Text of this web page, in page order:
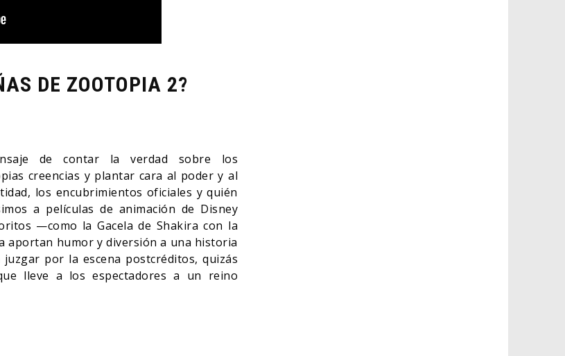
DE ZOOTOPIA 2?
de contar la verdad sobre los
creencias y plantar cara al poder y al
los encubrimientos oficiales y quién
a películas de animación de Disney
—como la Gacela de Shakira con la
aportan humor y diversión a una historia
por la escena postcréditos, quizás
lleve a los espectadores a un reino